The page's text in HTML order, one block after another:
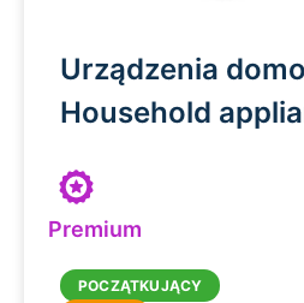
Urządzenia
Household
Premium